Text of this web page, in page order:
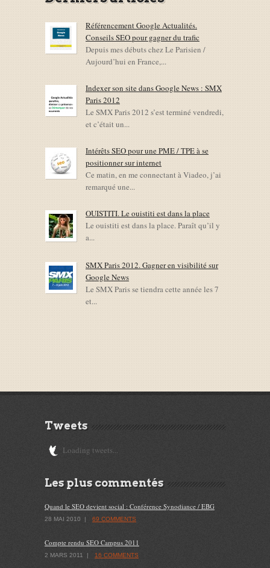
Référencement Google Actualités.
Conseils SEO pour gagner du trafic
Depuis mes débuts chez Le Parisien /
Aujourd’hui en France,...
Indexer son site dans Google News : SMX
Paris 2012
Le SMX Paris 2012 s’est terminé vendredi,
et c’était un...
Intérêts SEO pour une PME / TPE à se
positionner sur internet
Ce matin, en me connectant à Viadeo, j’ai
remarqué une...
OUISTITI. Le ouistiti est dans la place
Le ouistiti est dans la place. Paraît qu’il y
a...
SMX Paris 2012. Gagner en visibilité sur
Google News
Le SMX Paris se tiendra cette année les 7
et...
Tweets
Loading tweets...
Les plus commentés
Quand le SEO devient social : Conférence Synodiance / EBG
28 MAI 2010 | 69 COMMENTS
Compte rendu SEO Campus 2011
2 MARS 2011 | 16 COMMENTS